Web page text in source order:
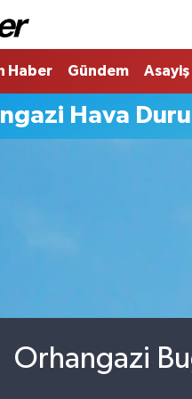
Haber Gündem Asayiş
Hava
Orhangazi